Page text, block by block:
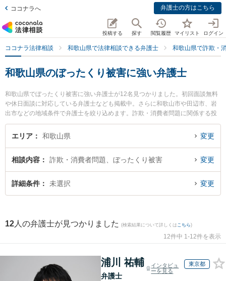
ココナラへ 弁護士の方はこちら
投稿する 探す 閲覧履歴 マイリスト ログイン
ココナラ法律相談 和歌山県で法律相談できる弁護士 和歌山県で詐欺・
和歌山県のぼったくり被害に強い弁護士
和歌山県でぼったくり被害に強い弁護士が12名見つかりました。初回面談無料
や休日面談に対応している弁護士なども掲載中。さらに和歌山市や田辺市、岩
出市などの地域条件で弁護士を絞り込めます。詐欺・消費者問題に関係する投
資詐欺や副業詐欺、FX詐欺等の細かな分野での絞り込み検索もでき便利です。
特に佐藤生空法律事務所の佐藤 生空弁護士や廣谷法律事務所の廣谷 行敏弁護
くり被害のトラブルを今すぐに弁護士に相談したい』『ぼったくり被害のトラ
ブル解決の実績豊富な近くの弁護士を検索したい』『初回相談無料でぼったく
り被害を法律相談できる和歌山県内の弁護士に相談予約したい』などでお困り
エリア 和歌山県 変更
相談内容 詐欺・消費者問題、ぼったくり被害 変更
詳細条件 未選択 変更
12 人の弁護士が見つかりました (検索結果について詳しくは こちら)
12件中 1-12件を表示
浦川 祐輔
弁護士
インタビュ
ーを見る
東京都